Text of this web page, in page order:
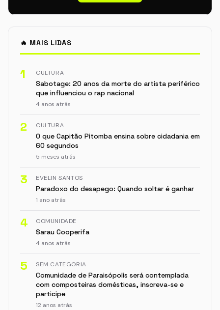
🔥 MAIS LIDAS
1 CULTURA
Sabotage: 20 anos da morte do artista periférico
que influenciou o rap nacional
4 anos atrás
2 CULTURA
O que Capitão Pitomba ensina sobre cidadania em
60 segundos
5 meses atrás
3 EVELIN SANTOS
Paradoxo do desapego: Quando soltar é ganhar
1 ano atrás
4 COMUNIDADE
Sarau Cooperifa
4 anos atrás
5 SEM CATEGORIA
Comunidade de Paraisópolis será contemplada
com composteiras domésticas, inscreva-se e
participe
12 anos atrás